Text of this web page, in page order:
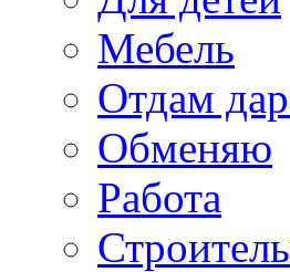
Мебель
Отдам
Обменяю
Работа